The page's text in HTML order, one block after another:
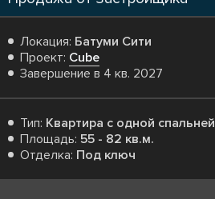
Локация: Батуми Сити
Проект: Cube
Завершение в 4 кв. 2027
Тип: Квартира с одной спальней
Площадь: 55 - 82 кв.м.
Отделка: Под ключ